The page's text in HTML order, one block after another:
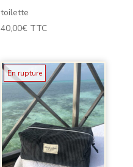
toilette
40,00€ TTC
En rupture